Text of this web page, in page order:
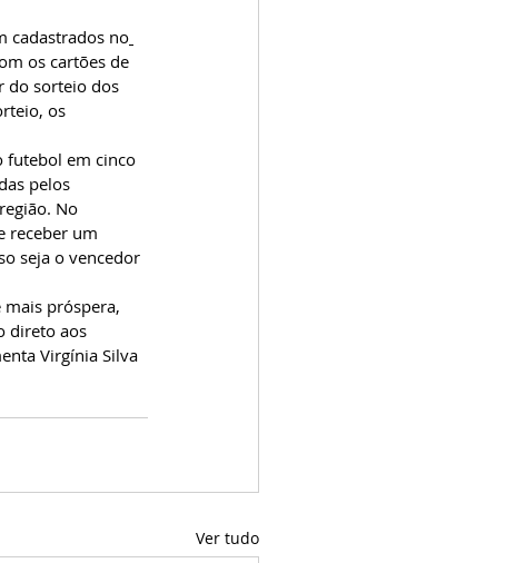
cadastrados no
os cartões de
do sorteio dos
os
futebol em cinco
pelos
No
receber um
seja o vencedor
próspera,
direto aos
Virgínia Silva
Ver tudo